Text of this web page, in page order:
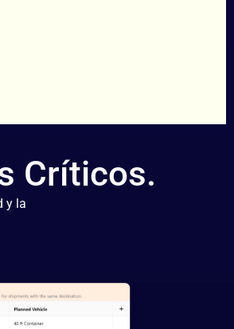
Críticos.
y la